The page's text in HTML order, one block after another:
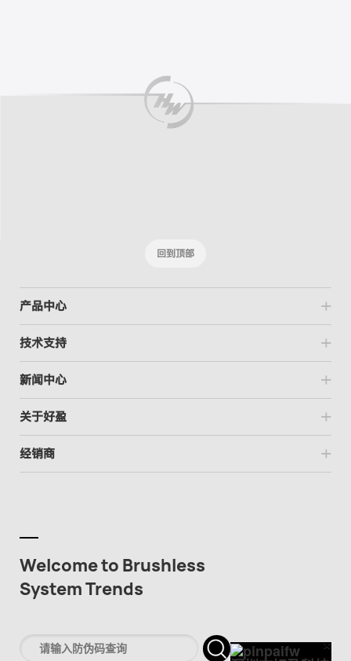
回到顶部
产品中心
技术支持
新闻中心
关于好盈
经销商
Welcome to Brushless
System Trends
×